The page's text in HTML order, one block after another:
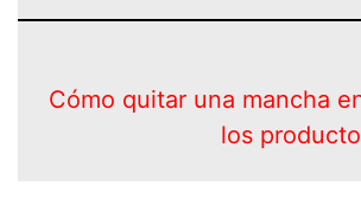
Cómo quitar una mancha
los